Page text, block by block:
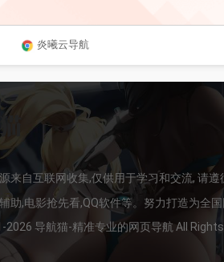
炎曦云导航
来自互联网收集,仅供用于学习和交流, 请
助,电影抢先看,QQ软件等。努力打造为全
导航猫-精准专业的网页导航 All